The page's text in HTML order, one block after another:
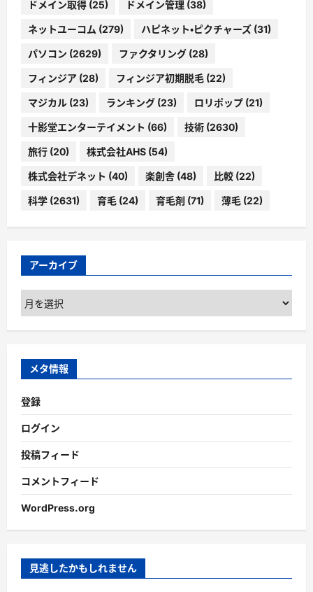
ドメイン取得 (25) ドメイン管理 (38)
ネットユーコム (279) ハピネット・ピクチャーズ (31)
パソコン (2629) ファクタリング (28)
フィンジア (28) フィンジア初期脱毛 (22)
マジカル (23) ランキング (23) ロリポップ (21)
十影堂エンターテイメント (66) 技術 (2630)
旅行 (20) 株式会社AHS (54)
株式会社デネット (40) 楽創舎 (48) 比較 (22)
科学 (2631) 育毛 (24) 育毛剤 (71) 薄毛 (22)
アーカイブ
ア
ー
カ
ブ
メタ情報
登録
ログイン
投稿フィード
コメントフィード
WordPress.org
見逃したかもしれません